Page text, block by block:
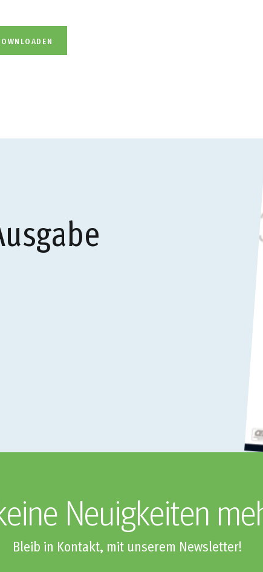
Neuigkeiten
Bleib in Kontakt, mit unserem Newsletter!